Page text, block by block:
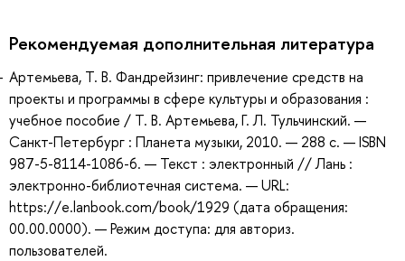
Рекомендуемая дополнительная литература
Артемьева, Т. В. Фандрейзинг: привлечение средств на
проекты и программы в сфере культуры и образования :
учебное пособие / Т. В. Артемьева, Г. Л. Тульчинский. —
Санкт-Петербург : Планета музыки, 2010. — 288 с. — ISBN
987-5-8114-1086-6. — Текст : электронный // Лань :
электронно-библиотечная система. — URL:
https://e.lanbook.com/book/1929 (дата обращения:
00.00.0000). — Режим доступа: для авториз.
пользователей.